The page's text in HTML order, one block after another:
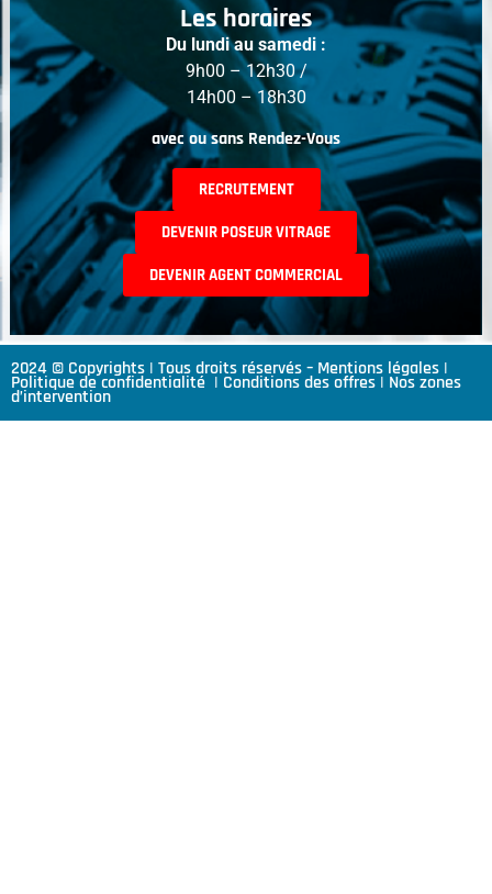
Les horaires
Du lundi au samedi :
9h00 – 12h30 /
14h00 – 18h30
avec ou sans Rendez-Vous
RECRUTEMENT
DEVENIR POSEUR VITRAGE
DEVENIR AGENT COMMERCIAL
2024 © Copyrights | Tous droits réservés – Mentions légales |
Politique de confidentialité | Conditions des offres | Nos zones
d’intervention